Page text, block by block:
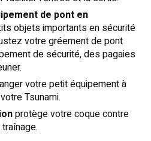
de pont en
objets importants en sécurité
votre gréement de pont
de sécurité, des pagaies
votre petit équipement à
Tsunami.
protège votre coque contre